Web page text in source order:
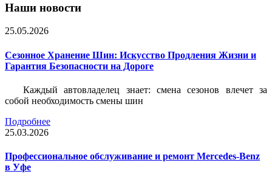
Наши новости
25.05.2026
Сезонное Хранение Шин: Искусство Продления Жизни и
Гарантия Безопасности на Дороге
Каждый автовладелец знает: смена сезонов влечет за
собой необходимость смены шин
Подробнее
25.03.2026
Профессиональное обслуживание и ремонт Mercedes-Benz
в Уфе